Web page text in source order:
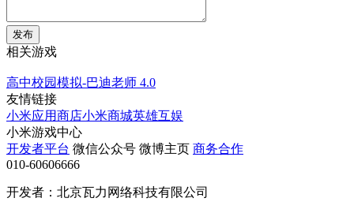
发布
相关游戏
高中校园模拟-巴迪老师 4.0
友情链接
小米应用商店小米商城英雄互娱
小米游戏中心
开发者平台 微信公众号 微博主页 商务合作
010-60606666
开发者：北京瓦力网络科技有限公司